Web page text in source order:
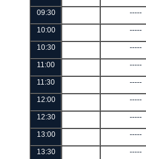
09:30 -----
10:00 -----
10:30 -----
11:00 -----
11:30 -----
12:00 -----
12:30 -----
13:00 -----
13:30 -----